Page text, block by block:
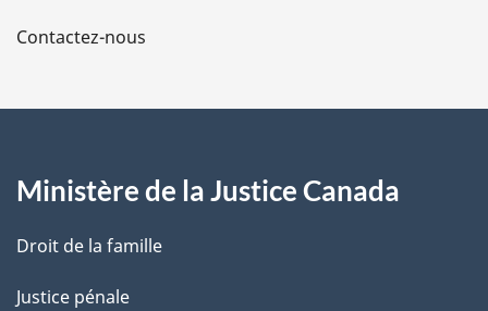
a
e
Contactez-nous
Ministère de la Justice Canada
Droit de la famille
Justice pénale